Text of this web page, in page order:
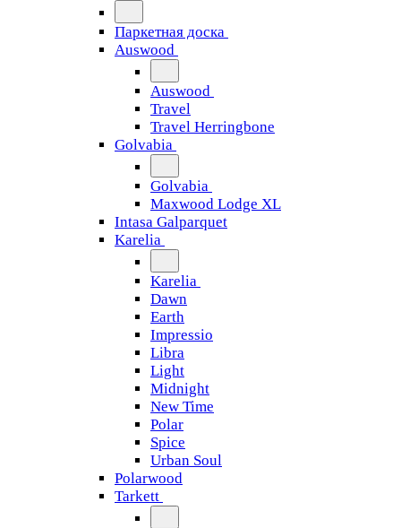
Паркетная доска
Auswood
Auswood
Travel
Travel Herringbone
Golvabia
Golvabia
Maxwood Lodge XL
Intasa Galparquet
Karelia
Karelia
Dawn
Earth
Impressio
Libra
Light
Midnight
New Time
Polar
Spice
Urban Soul
Polarwood
Tarkett